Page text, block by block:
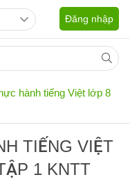
Đăng nhập
hành tiếng Việt lớp 8
TIẾNG VIỆT
1 KNTT